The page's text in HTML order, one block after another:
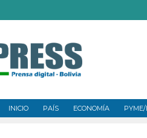
INICIO PAÍS ECONOMÍA